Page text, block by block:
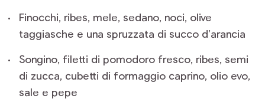
Finocchi, ribes, mele, sedano, noci, olive
taggiasche e una spruzzata di succo d’arancia
Songino, filetti di pomodoro fresco, ribes, semi
di zucca, cubetti di formaggio caprino, olio evo,
sale e pepe